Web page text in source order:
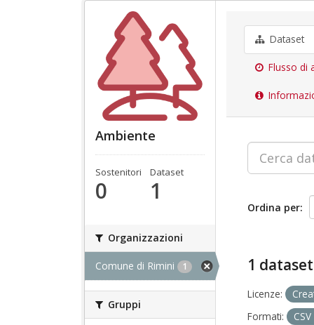
Ambiente
Sostenitori
0
Dataset
1
Organizzazioni
Comune di Rimini 1
Gruppi
Dataset
Flusso di
Ordina per
1
Licenze:
Formati:
CSV